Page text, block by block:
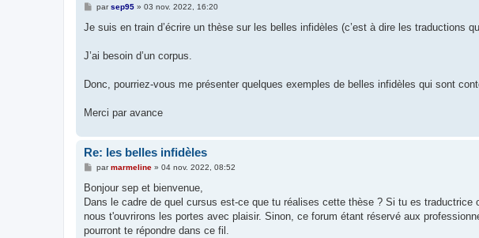
M
s
g
parsep95» 03 nov. 2022, 16:20
Je suis en train d’écrire un thèse sur les belles infidèles (c’est à dire les traductions
J’ai besoin d’un corpus.
Donc, pourriez-vous me présenter quelques exemples de belles infidèles qui sont
Merci par avance
Re: les belles infidèles
M
s
a
g
parmarmeline» 04 nov. 2022, 08:52
Bonjour sep et bienvenue,
Dans le cadre de quel cursus est-ce que tu réalises cette thèse ? Si tu es
nous t'ouvrirons les portes avec plaisir. Sinon, ce forum étant réservé aux
pourront te répondre dans ce fil.